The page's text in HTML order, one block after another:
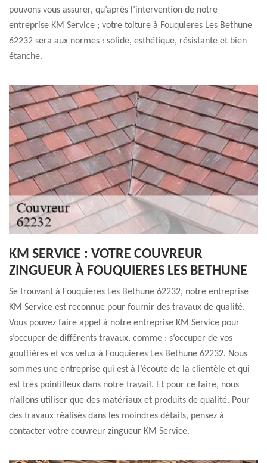
pouvons vous assurer, qu’après l’intervention de notre
entreprise KM Service ; votre toiture à Fouquieres Les Bethune
62232 sera aux normes : solide, esthétique, résistante et bien
étanche.
KM SERVICE : VOTRE COUVREUR
ZINGUEUR À FOUQUIERES LES BETHUNE
Se trouvant à Fouquieres Les Bethune 62232, notre entreprise
KM Service est reconnue pour fournir des travaux de qualité.
Vous pouvez faire appel à notre entreprise KM Service pour
s’occuper de différents travaux, comme : s’occuper de vos
gouttières et vos velux à Fouquieres Les Bethune 62232. Nous
sommes une entreprise qui est à l’écoute de la clientèle et qui
est très pointilleux dans notre travail. Et pour ce faire, nous
n’allons utiliser que des matériaux et produits de qualité. Pour
des travaux réalisés dans les moindres détails, pensez à
contacter votre couvreur zingueur KM Service.